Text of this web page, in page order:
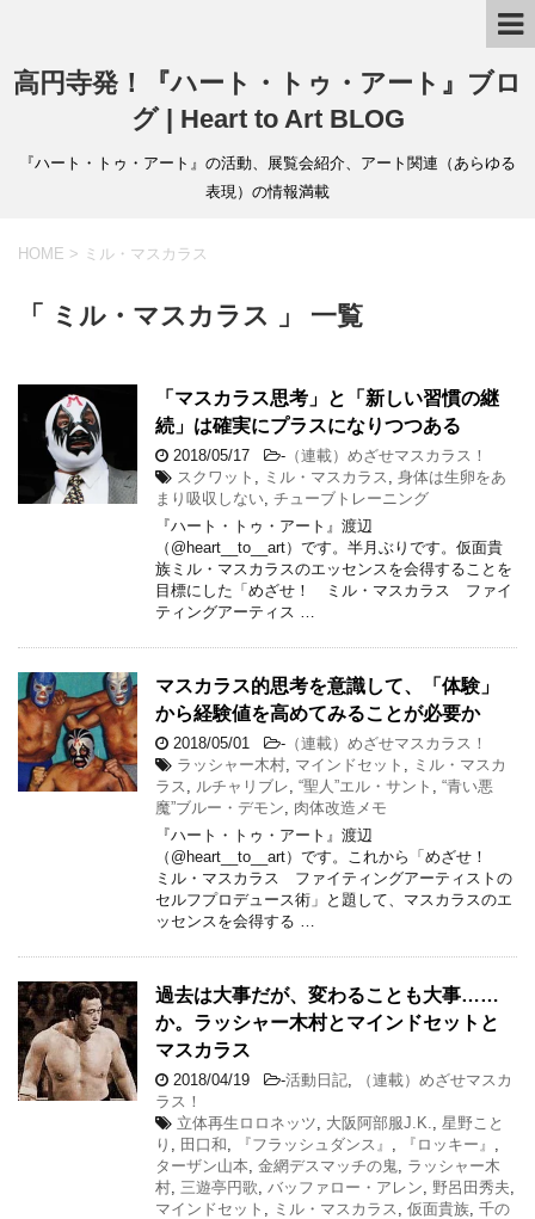
高円寺発！『ハート・トゥ・アート』ブロ
グ | Heart to Art BLOG
『ハート・トゥ・アート』の活動、展覧会紹介、アート関連（あらゆる
表現）の情報満載
HOME > ミル・マスカラス
「 ミル・マスカラス 」 一覧
「マスカラス思考」と「新しい習慣の継
続」は確実にプラスになりつつある
2018/05/17 - （連載）めざせマスカラス！
スクワット
ミル・マスカラス
身体は生卵をあ
まり吸収しない チューブトレーニング
『ハート・トゥ・アート』渡辺
（@heart__to__art）です。半月ぶりです。仮面貴
族ミル・マスカラスのエッセンスを会得することを
目標にした「めざせ！ ミル・マスカラス ファイ
ティングアーティス …
マスカラス的思考を意識して、「体験」
から経験値を高めてみることが必要か
2018/05/01 - （連載）めざせマスカラス！
ラッシャー木村 マインドセット
ミル・マスカ
ラス
ルチャリブレ “聖人”エル・サント
“青い悪
魔”ブルー・デモン
肉体改造メモ
『ハート・トゥ・アート』渡辺
（@heart__to__art）です。これから「めざせ！
ミル・マスカラス ファイティングアーティストの
セルフプロデュース術」と題して、マスカラスのエ
ッセンスを会得する …
過去は大事だが、変わることも大事……
か。ラッシャー木村とマインドセットと
マスカラス
2018/04/19 -活動日記
（連載）めざせマスカ
ラス！
立体再生ロロネッツ
大阪阿部服J.K.
星野こと
り
田口和 『フラッシュダンス』 『ロッキー』
ターザン山本 金網デスマッチの鬼 ラッシャー木
村 三遊亭円歌 バッファロー・アレン 野呂田秀夫
マインドセット
ミル・マスカラス 仮面貴族 千の